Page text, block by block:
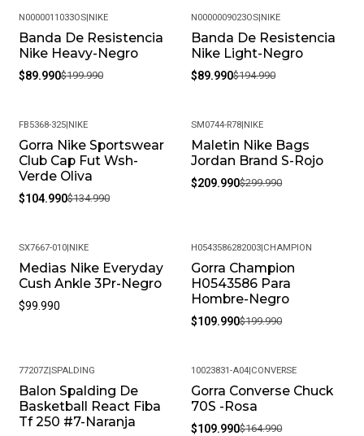
-55%
N0000011033OS|NIKE
Banda De Resistencia
Nike Heavy-Negro
$89.990$199.990
-54%
N0000009023OS|NIKE
Banda De Resistencia
Nike Light-Negro
$89.990$194.990
-22%
FB5368-325|NIKE
Gorra Nike Sportswear
Club Cap Fut Wsh-
Verde Oliva
$104.990$134.990
-30%
SM0744-R78|NIKE
Maletin Nike Bags
Jordan Brand S-Rojo
$209.990$299.990
SX7667-010|NIKE
Medias Nike Everyday
Cush Ankle 3Pr-Negro
$99.990
-45%
H0543586282003|CHAMPION
Gorra Champion
H0543586 Para
Hombre-Negro
$109.990$199.990
-20%
77207Z|SPALDING
Balon Spalding De
Basketball React Fiba
Tf 250 #7-Naranja
-33%
10023831-A04|CONVERSE
Gorra Converse Chuck
70S -Rosa
$109.990$164.990